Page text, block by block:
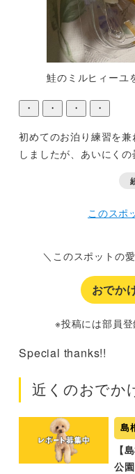
鮭のミルヒィーユ
・ ・ ・ ・
初めてのお泊り練習を
しましたが、あいにく
レストランは同伴
このスポ
＼このスポットの
おでか
※投稿には部員
Special thanks!!
近くのおでか
島
【
公園